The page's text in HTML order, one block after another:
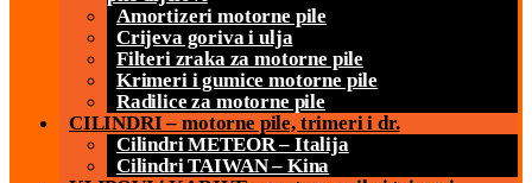
Amortizeri motorne pile
Crijeva goriva i ulja
Filteri zraka za motorne pile
Krimeri i gumice motorne pile
Radilice za motorne pile
CILINDRI – motorne pile, trimeri i dr.
Cilindri METEOR – Italija
Cilindri TAIWAN – Kina